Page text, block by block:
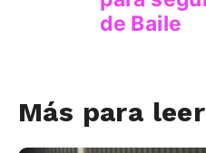
Más para leer